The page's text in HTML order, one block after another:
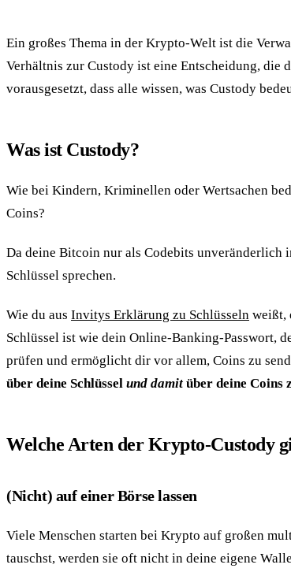
Ein großes Thema in der Krypto-Welt ist die
Verhältnis zur Custody ist eine Entscheidung,
vorausgesetzt, dass alle wissen, was Custody
Was ist Custody?
Wie bei Kindern, Kriminellen oder Wertsachen
Coins?
Da deine Bitcoin nur als Codebits unveränderlich
Schlüssel sprechen.
Wie du aus Invitys Erklärung zu Schlüsseln weißt,
Schlüssel ist wie dein Online-Banking-Passwort,
prüfen und ermöglicht dir vor allem, Coins zu
über deine Schlüssel und damit über deine Coins
Welche Arten der Krypto-Custody
(Nicht) auf einer Börse lassen
Viele Menschen starten bei Krypto auf großen
tauschst, werden sie oft nicht in deine eigene